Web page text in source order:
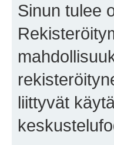
Sinun tulee
liittyvät